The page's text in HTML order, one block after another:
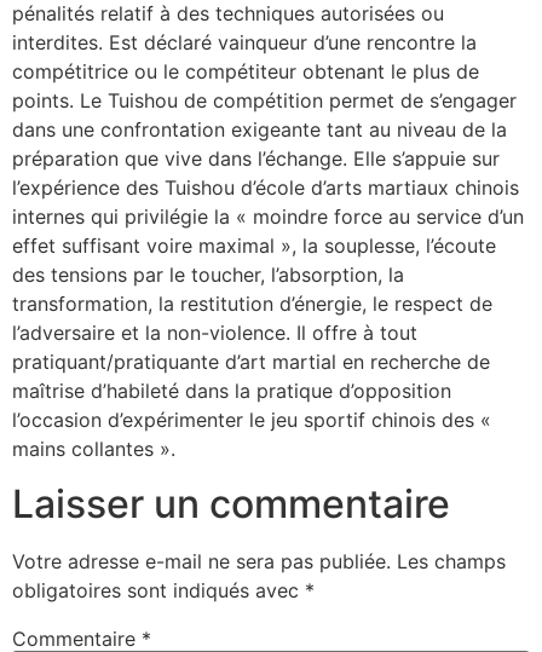
pénalités relatif à des techniques autorisées ou
interdites. Est déclaré vainqueur d’une rencontre la
compétitrice ou le compétiteur obtenant le plus de
points. Le Tuishou de compétition permet de s’engager
dans une confrontation exigeante tant au niveau de la
préparation que vive dans l’échange. Elle s’appuie sur
l’expérience des Tuishou d’école d’arts martiaux chinois
internes qui privilégie la « moindre force au service d’un
effet suffisant voire maximal », la souplesse, l’écoute
des tensions par le toucher, l’absorption, la
transformation, la restitution d’énergie, le respect de
l’adversaire et la non-violence. Il offre à tout
pratiquant/pratiquante d’art martial en recherche de
maîtrise d’habileté dans la pratique d’opposition
l’occasion d’expérimenter le jeu sportif chinois des «
mains collantes ».
Laisser un commentaire
Votre adresse e-mail ne sera pas publiée. Les champs
obligatoires sont indiqués avec *
Commentaire *